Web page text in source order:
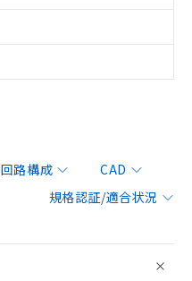
回路構成
CAD
規格認証/適合状況